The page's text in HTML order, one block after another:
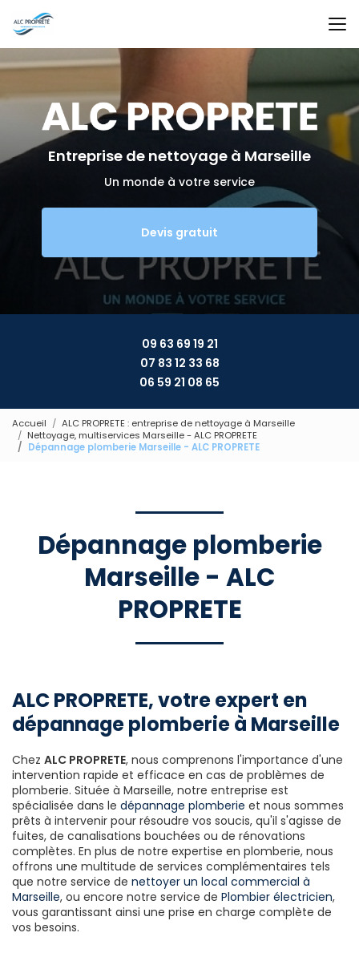
au
contenu
principal
Entreprise de nettoyage à Marseille
Un monde à votre service
Devis gratuit
09 63 69 19 21
07 83 12 33 68
06 59 21 08 65
Accueil
ALC PROPRETE : entreprise de nettoyage à Marseille
Nettoyage, multiservices Marseille - ALC PROPRETE
Dépannage plomberie Marseille - ALC PROPRETE
Dépannage plomberie
Marseille - ALC
PROPRETE
ALC PROPRETE, votre expert en
dépannage plomberie à Marseille
Chez ALC PROPRETE, nous comprenons l'importance d'une
intervention rapide et efficace en cas de problèmes de
plomberie. Située à Marseille, notre entreprise est
spécialisée dans le dépannage plomberie et nous sommes
prêts à intervenir pour résoudre vos soucis, qu'il s'agisse de
fuites, de canalisations bouchées ou de rénovations
complètes. En plus de notre expertise en plomberie, nous
offrons une multitude de services complémentaires tels
que notre service de nettoyer un local commercial à
Marseille, ou encore notre service de Plombier électricien,
vous garantissant ainsi une prise en charge complète de
vos besoins.